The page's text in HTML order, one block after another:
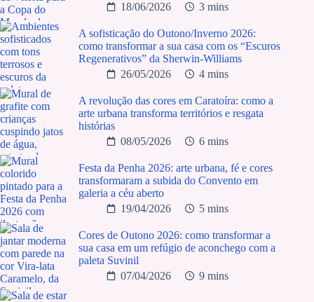
18/06/2026
3 mins
A sofisticação do Outono/Inverno 2026:
como transformar a sua casa com os “Escuros
Regenerativos” da Sherwin-Williams
26/05/2026
4 mins
A revolução das cores em Caratoíra: como a
arte urbana transforma territórios e resgata
histórias
08/05/2026
6 mins
Festa da Penha 2026: arte urbana, fé e cores
transformaram a subida do Convento em
galeria a céu aberto
19/04/2026
5 mins
Cores de Outono 2026: como transformar a
sua casa em um refúgio de aconchego com a
paleta Suvinil
07/04/2026
9 mins